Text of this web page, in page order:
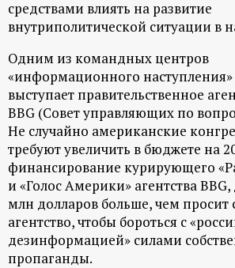
средствами влиять на развитие
внутриполитической ситуации в
Одним из командных центров
«информационного
выступает правительственное
BBG (Совет управляющих по
Не случайно американские
требуют увеличить в бюджете на
финансирование курирующего
и «Голос Америки» агентства
млн долларов больше, чем просит
агентство, чтобы бороться с
дезинформацией» силами
пропаганды.